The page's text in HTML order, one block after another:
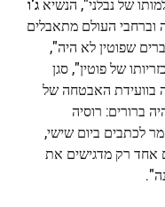
של נבלני", הנשיאג'ו
וברחבי העולם מתאבלים
שפוטין לא היה",
של פוטין", סגן
בוועידת האבטחה של
ברורים: רוסיה
לכתבים ביום שישי,
אחד רק מדגישים את